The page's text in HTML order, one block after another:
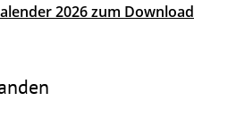
2026 zum Download